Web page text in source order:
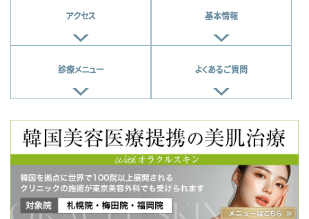
アクセス 基本情報
診療メニュー よくあるご質問